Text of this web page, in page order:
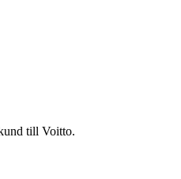
till Voitto.